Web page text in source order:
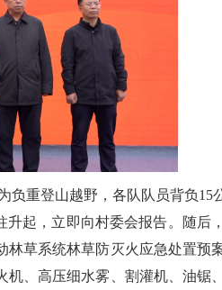
重登山越野，各队队员背负15
起，立即向村委会报告。随后
草系统林草防灭火应急处置预
、高压细水雾、割灌机、油锯